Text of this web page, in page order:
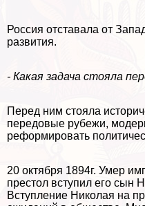
Россия отставала от
развития.
- Какая задача стояла
Перед ним стояла
передовые рубежи,
реформировать
20 октября 1894г. Умер
престол вступил его сын
Вступление Николая на